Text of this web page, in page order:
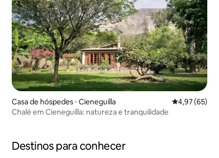
Casa de hóspedes ⋅ Cieneguilla 4,97 de uma
4,97 (65)
Chalé em Cieneguilla: natureza e tranquilidade
Destinos para conhecer